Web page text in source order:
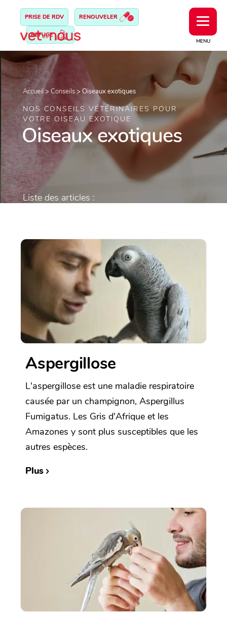
MENU
PRISE DE RDV RENOUVELER
REFUGE
Accueil > Conseils> Oiseaux exotiques
NOS CONSEILS VÉTÉRINAIRES POUR
VOTRE OISEAU EXOTIQUE
Oiseaux exotiques
Liste des articles :
Aspergillose
L'aspergillose est une maladie respiratoire
causée par un champignon, Aspergillus
Fumigatus. Les Gris d'Afrique et les
Amazones y sont plus susceptibles que les
autres espèces.
Plus